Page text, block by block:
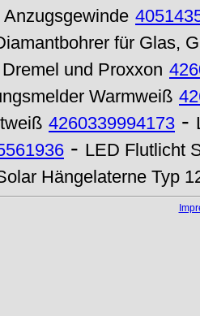
für Glas,
und Proxxon
Warmweiß
4260339994173 -
- LED Flutlicht
Hängelaterne Typ